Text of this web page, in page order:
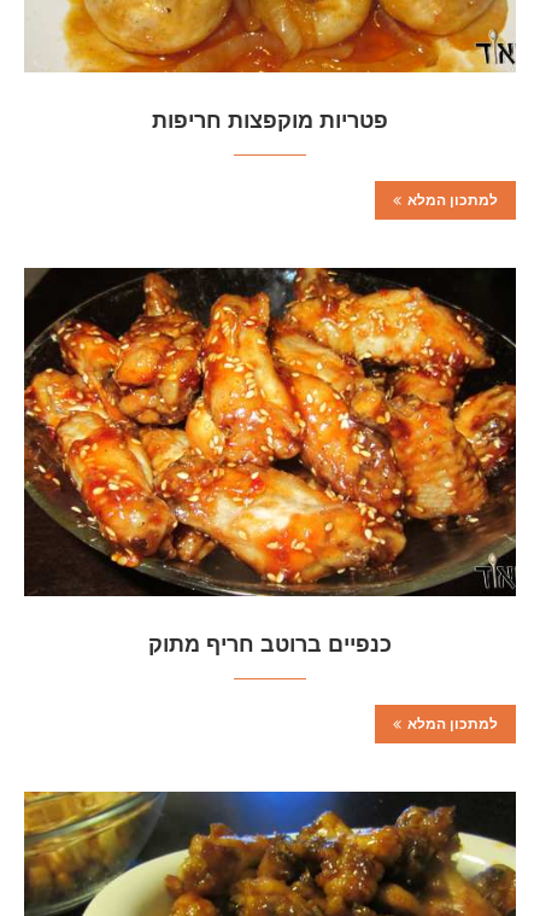
פטריות מוקפצות חריפות
למתכון המלא
כנפיים ברוטב חריף מתוק
למתכון המלא